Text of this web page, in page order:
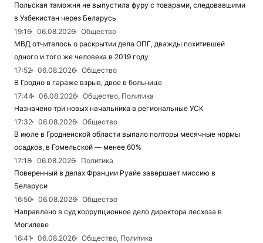
Польская таможня не выпустила фуру с товарами, следовавшими
в Узбекистан через Беларусь
19:16
06.08.2026
Общество
МВД отчиталось о раскрытии дела ОПГ, дважды похитившей
одного и того же человека в 2019 году
17:52
06.08.2026
Общество
В Гродно в гараже взрыв, двое в больнице
17:44
06.08.2026
Общество, Политика
Назначено три новых начальника в региональные УСК
17:32
06.08.2026
Общество
В июле в Гродненской области выпало полторы месячные нормы
осадков, в Гомельской — менее 60%
17:18
06.08.2026
Политика
Поверенный в делах Франции Руайе завершает миссию в
Беларуси
16:50
06.08.2026
Общество
Направлено в суд коррупционное дело директора лесхоза в
Могилеве
16:41
06.08.2026
Общество, Политика